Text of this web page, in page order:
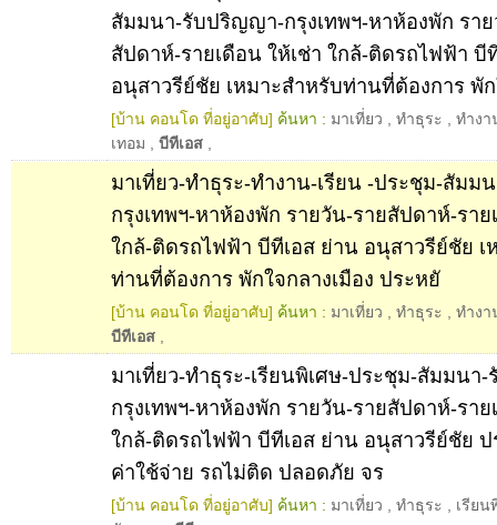
สัมมนา-รับปริญญา-กรุงเทพฯ-หาห้องพัก รา
สัปดาห์-รายเดือน ให้เช่า ใกล้-ติดรถไฟฟ้า บี
อนุสาวรีย์ชัย เหมาะสำหรับท่านที่ต้องการ พั
[บ้าน คอนโด ที่อยู่อาศับ] ค้นหา : มาเที่ยว ทำธุระ
ทำงา
เทอม
บีทีเอส
มาเที่ยว-ทำธุระ-ทำงาน-เรียน -ประชุม-สัม
กรุงเทพฯ-หาห้องพัก รายวัน-รายสัปดาห์-ราย
ใกล้-ติดรถไฟฟ้า บีทีเอส ย่าน อนุสาวรีย์ชัย เ
ท่านที่ต้องการ พักใจกลางเมือง ประหยั
[บ้าน คอนโด ที่อยู่อาศับ] ค้นหา : มาเที่ยว ทำธุระ
ทำงา
บีทีเอส
มาเที่ยว-ทำธุระ-เรียนพิเศษ-ประชุม-สัมมน
กรุงเทพฯ-หาห้องพัก รายวัน-รายสัปดาห์-ราย
ใกล้-ติดรถไฟฟ้า บีทีเอส ย่าน อนุสาวรีย์ชัย ป
ค่าใช้จ่าย รถไม่ติด ปลอดภัย จร
[บ้าน คอนโด ที่อยู่อาศับ] ค้นหา : มาเที่ยว ทำธุระ
เรียน